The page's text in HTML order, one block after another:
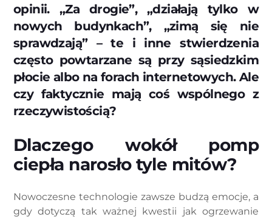
opinii. „Za drogie”, „działają tylko w
nowych budynkach”, „zimą się nie
sprawdzają” – te i inne stwierdzenia
często powtarzane są przy sąsiedzkim
płocie albo na forach internetowych. Ale
czy faktycznie mają coś wspólnego z
rzeczywistością?
Dlaczego wokół pomp
ciepła narosło tyle mitów?
Nowoczesne technologie zawsze budzą emocje, a
gdy dotyczą tak ważnej kwestii jak ogrzewanie